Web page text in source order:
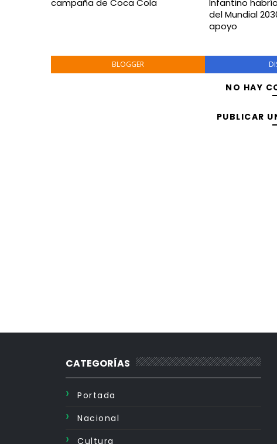
campaña de Coca Cola
Infantino
del Mundial
apoyo
BLOGGER
NO HAY
PUBLICAR
CATEGORÍAS
Portada
Nacional
Cultura